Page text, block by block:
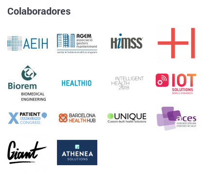
Colaboradores